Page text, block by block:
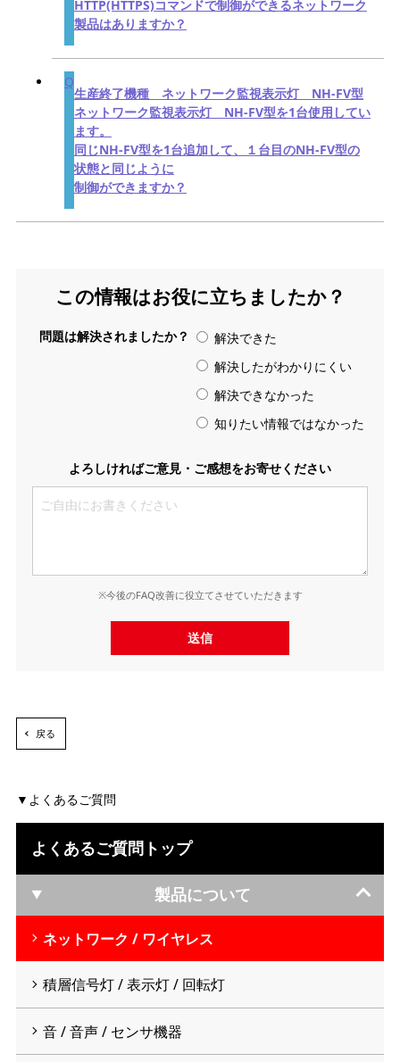
HTTP(HTTPS)コマンドで制御ができるネットワーク
製品はありますか？
生産終了機種 ネットワーク監視表示灯 NH-FV型
ネットワーク監視表示灯 NH-FV型を1台使用してい
ます。
同じNH-FV型を1台追加して、１台目のNH-FV型の
状態と同じように
制御ができますか？
この情報はお役に立ちましたか？
問題は解決されましたか？
解決できた
解決したがわかりにくい
解決できなかった
知りたい情報ではなかった
よろしければご意見・ご感想をお寄せください
※今後のFAQ改善に役立てさせていただきます
送信
戻る
よくあるご質問
よくあるご質問トップ
製品について
ネットワーク / ワイヤレス
積層信号灯 / 表示灯 / 回転灯
音 / 音声 / センサ機器